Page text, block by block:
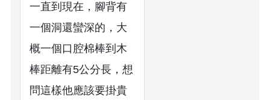
一直到現在，腳背有
一個洞還蠻深的，大
概一個口腔棉棒到木
棒距離有5公分長，想
問這樣他應該要掛貴